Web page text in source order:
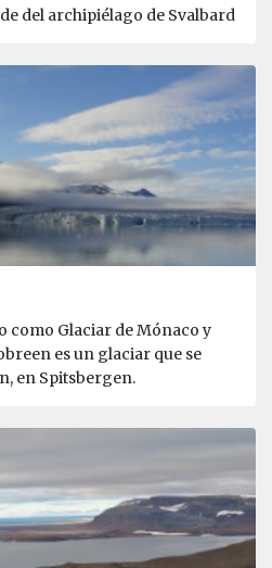
del archipiélago de Svalbard
Glaciar de Mónaco y
es un glaciar que se
en Spitsbergen.